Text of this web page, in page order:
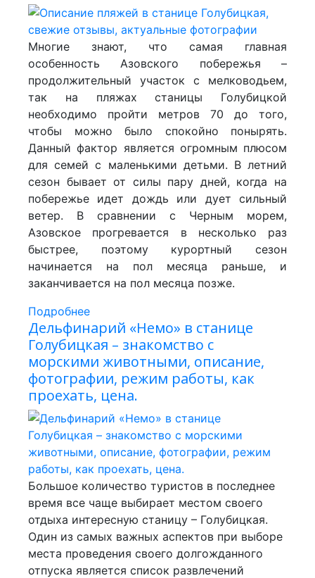
Многие знают, что самая главная
особенность Азовского побережья –
продолжительный участок с мелководьем,
так на пляжах станицы Голубицкой
необходимо пройти метров 70 до того,
чтобы можно было спокойно понырять.
Данный фактор является огромным плюсом
для семей с маленькими детьми. В летний
сезон бывает от силы пару дней, когда на
побережье идет дождь или дует сильный
ветер. В сравнении с Черным морем,
Азовское прогревается в несколько раз
быстрее, поэтому курортный сезон
начинается на пол месяца раньше, и
заканчивается на пол месяца позже.
Подробнее
Дельфинарий «Немо» в станице
Голубицкая – знакомство с
морскими животными, описание,
фотографии, режим работы, как
проехать, цена.
Большое количество туристов в последнее
время все чаще выбирает местом своего
отдыха интересную станицу – Голубицкая.
Один из самых важных аспектов при выборе
места проведения своего долгожданного
отпуска является список развлечений